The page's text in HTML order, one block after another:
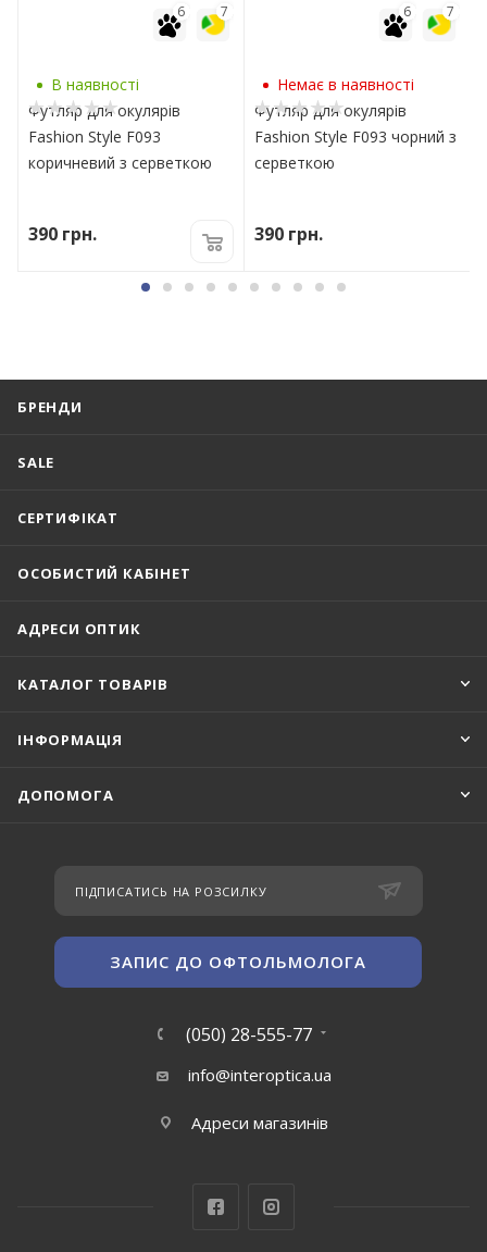
7
6
В наявності
Футляр для окулярів
Fashion Style F093
коричневий з серветкою
390 грн.
7
6
Немає в наявності
Футляр для окулярів
Fashion Style F093 чорний з
серветкою
390 грн.
БРЕНДИ
SALE
СЕРТИФІКАТ
ОСОБИСТИЙ КАБІНЕТ
АДРЕСИ ОПТИК
КАТАЛОГ ТОВАРІВ
ІНФОРМАЦІЯ
ДОПОМОГА
ПІДПИСАТИСЬ НА РОЗСИЛКУ
ЗАПИС ДО ОФТОЛЬМОЛОГА
(050) 28-555-77
info@interoptica.ua
Адреси магазинів